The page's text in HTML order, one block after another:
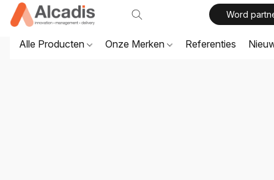
Word
Alle Producten Onze Merken Referenties